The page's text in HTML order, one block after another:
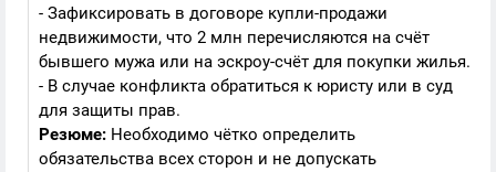
- Зафиксировать в договоре купли-продажи
недвижимости, что 2 млн перечисляются на счёт
бывшего мужа или на эскроу-счёт для покупки жилья.
- В случае конфликта обратиться к юристу или в суд
для защиты прав.
Резюме: Необходимо чётко определить
обязательства всех сторон и не допускать